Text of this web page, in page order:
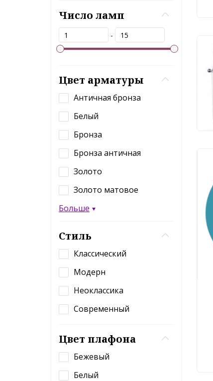
Число ламп
-
Цвет арматуры
Античная бронза
Белый
Бронза
Бронза античная
Золото
Золото матовое
Больше
Стиль
Классический
Модерн
Неоклассика
Современный
Цвет плафона
Бежевый
Белый